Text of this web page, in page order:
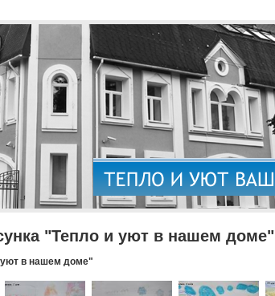
"Тепло и уют в нашем доме"
уют в нашем доме"